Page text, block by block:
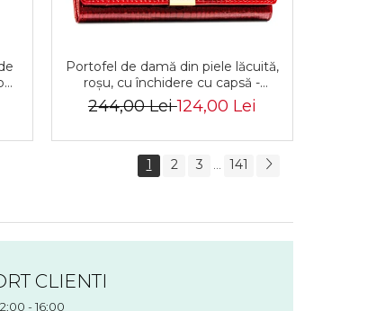
Portofel de damă din piele lăcuită,
roșu, cu închidere cu capsă -
Rovicky PTR-RH-22-1-RS RED
244,00 Lei124,00 Lei
1 2 3 141
CLIENTI
- 16:00